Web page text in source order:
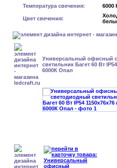
Температура свечения: 6000
Цвет свечения:
Универсальный офисный
светильник Багет 60 Вт
6000К Опал